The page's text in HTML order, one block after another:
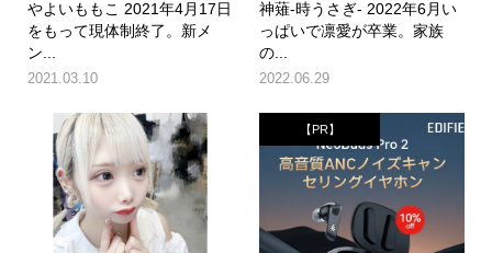
やよいももこ 2021年4月17日
をもって現体制終了。新メ
ン...
2021.03.10
神薙-時うさぎ- 2022年6月い
っぱいで凛愛が卒業。家族
の...
2022.06.29
【PR】